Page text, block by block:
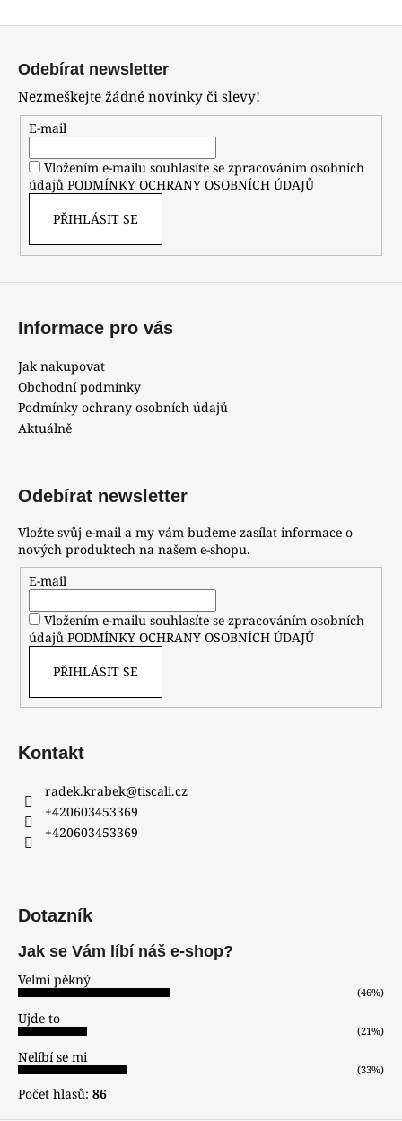
Odebírat newsletter
Nezmeškejte žádné novinky či slevy!
E-mail
Vložením e-mailu souhlasíte se zpracováním osobních
údajů PODMÍNKY OCHRANY OSOBNÍCH ÚDAJŮ
PŘIHLÁSIT SE
Informace pro vás
Jak nakupovat
Obchodní podmínky
Podmínky ochrany osobních údajů
Aktuálně
Odebírat newsletter
Vložte svůj e-mail a my vám budeme zasílat informace o
nových produktech na našem e-shopu.
E-mail
Vložením e-mailu souhlasíte se zpracováním osobních
údajů PODMÍNKY OCHRANY OSOBNÍCH ÚDAJŮ
PŘIHLÁSIT SE
Kontakt
radek.krabek@tiscali.cz
+420603453369
+420603453369
Dotazník
Jak se Vám líbí náš e-shop?
Velmi pěkný
(46%)
Ujde to
(21%)
Nelíbí se mi
(33%)
Počet hlasů: 86